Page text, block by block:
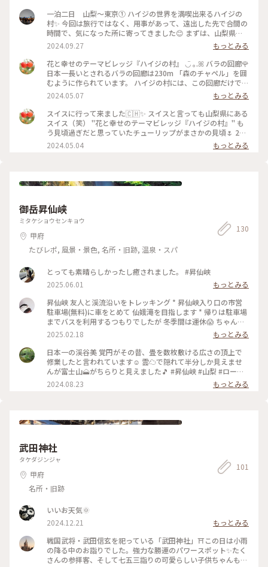
一泊二日 山梨〜東京① ハイジの世界を満喫出来るハイジの
村✨️ 今回は旅行ではなく、用事があって、遠出した先で合間の
時間で、気になった所に寄ってきました😊 まずは、山梨県に
ある、ハイジ村✨ ハイジが過ごしたアルプスの大自然を感じら
れるような広大なロケーションになっています。 ハイジのテー
マ館は、「ハイジの村」のコンセプトを表現した展示室があ
り、「アルプスの少女・ハイジ」の世界を大ジオラマで再現し
ています。 懐かしのハイジの仲間達があちこちに居てとっても
地内の雰囲気、景色がとても素敵で、撮影スポットも沢山✨ 自
然も満喫出来ます😊 2024年5月20日 #ハイジの村 #クラシカル
な街 #ベストトリップ2024
2024.09.27
もっとみる
花と幸せのテーマビレッジ『ハイジの村』 ◡̈ ｡.ꕤ バラの回廊🌹
日本一長いとされるバラの回廊は230m 「森のチャペル」を囲
むように作られています。 ハイジの村には、この回廊だけでは
なく 園内のあちらこちらで1200種類7000本のバラが咲き誇り
ます✨ （5月下旬頃〜） 3枚目真ん中は、4mの大ジオラマ。
その下は、おばあさんが大好きな白パン🤍 「デルフリ村のパ
ン屋さん」の一番人気です。 4枚目はハイジとおんじが住む
「アルムの山小屋」 奥に見えるのは憧れの干し草のベッドで
す。 そして‥会いたかったユキちゃん🐐♡ パンフレットでは
白い子ヤギでしたが‥ 実際はお爺さんっぽいヤギさんでした
うです。 4月に高畑勲氏らが、当時ハイジをアニメ化するにあ
見。 大人になり改めてハイジの世界に興味を覚えました。
NHK BSでは5月9日に『アルプスの少女ハイジ』関連番組を 3
時間にわたり放送 （実写映画版／ドキュメンタリー／山小屋
めぐり） 興味のある方は是非📺😊 #ハイジの村 #山梨県立フラ
ワーセンター #桔梗屋グループ #山梨県 #北杜市 #春色さがし #
ハイジ #山梨のスイス
2024.05.07
もっとみる
スイスに行って来ました🇨🇭✨ スイスと言っても山梨県にある
スイス（笑） "花と幸せのテーマビレッジ『ハイジの村』" も
う見頃過ぎだと思っていたチューリップがまさかの見頃🌷 25
万株の色とりどりのチューリップが綺麗に咲き誇っていまし
た。 入り口を入ると石造りの街並みが広がり ヨーロッパの農
（笑） #展望台がある事を帰ってから知る #涙 #ハイジの村
2024.05.04 もっとみる
御岳昇仙峡
ミタケショウセンキョウ
甲府
たびレポ, 風景・景色, 名所・旧跡, 温泉・スパ
130
とっても素晴らしかったし癒されました。 #昇仙峡
2025.06.01
もっとみる
昇仙峡 友人と渓流沿いをトレッキング * 昇仙峡入り口の市営
駐車場(無料)に車をとめて 仙娥滝を目指します * 帰りは駐車場
までバスを利用するつもりでしたが 冬季間は運休😱 ちゃんと
下調べしないとダメですね * 冬季間は少し割高ですが昇仙峡乗
り合いバスが出ています 少し歩いて1区間だけ利用 気持ちの良
いお散歩ができました
2025.02.18
もっとみる
日本一の渓谷美 覚円がその昔、畳を数枚敷ける広さの頂上で
修業したと言われています☺️ 雲☁で隠れて半分しか見えませ
んが富士山🗻がちらりと見えました🎵 #昇仙峡 #山梨 #ロープ
ウェイ #富士山
2024.08.23 もっとみる
武田神社
タケダジンジャ
甲府
名所・旧跡
101
いいお天気🌞
2024.12.21
もっとみる
戦国武将・武田信玄を祀っている「武田神社」⛩️この日は小雨
の降る中のお詣りでした。強力な勝運のパワースポット✨たく
さんの参拝客、そして七五三詣りの可愛らしい子供ちゃんもい